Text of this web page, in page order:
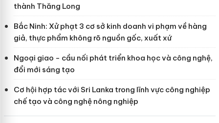
thành Thăng Long
Bắc Ninh: Xử phạt 3 cơ sở kinh doanh vi phạm về hàng
giả, thực phẩm không rõ nguồn gốc, xuất xứ
Ngoại giao - cầu nối phát triển khoa học và công nghệ,
đổi mới sáng tạo
Cơ hội hợp tác với Sri Lanka trong lĩnh vực công nghiệp
chế tạo và công nghệ nông nghiệp